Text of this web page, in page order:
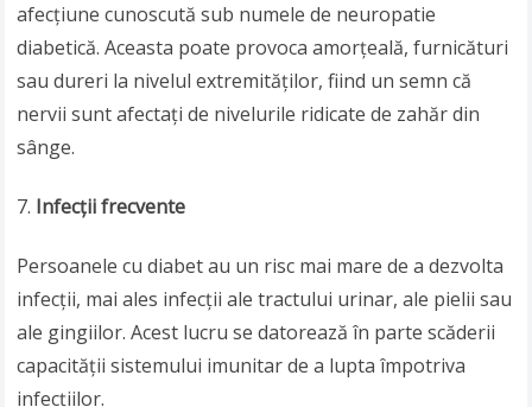
afecțiune cunoscută sub numele de neuropatie
diabetică. Aceasta poate provoca amorțeală, furnicături
sau dureri la nivelul extremităților, fiind un semn că
nervii sunt afectați de nivelurile ridicate de zahăr din
sânge.
Infecții frecvente
Persoanele cu diabet au un risc mai mare de a dezvolta
infecții, mai ales infecții ale tractului urinar, ale pielii sau
ale gingiilor. Acest lucru se datorează în parte scăderii
capacității sistemului imunitar de a lupta împotriva
infecțiilor.